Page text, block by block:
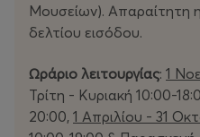
Μουσείων). Απαραίτητη
δελτίου εισόδου.
Ωράριο λειτουργίας: 1
Τρίτη - Κυριακή 10:00-
20:00, 1 Απριλίου - 31